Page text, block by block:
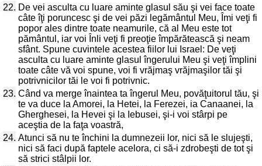
22. De vei asculta cu luare aminte glasul său şi vei face toate
câte îţi poruncesc şi de vei păzi legământul Meu, Îmi veţi fi
popor ales dintre toate neamurile, că al Meu este tot
pământul, iar voi Înli veţi fi preoţie împărătească şi neam
sfânt. Spune cuvintele acestea fiilor lui Israel: De veţi
asculta cu luare aminte glasul îngerului Meu şi veţi împlini
toate câte vă voi spune, voi fi vrăjmaş vrăjmaşilor tăi şi
potrivnicilor tăi le voi fi potrivnic.
23. Când va merge înaintea ta îngerul Meu, povăţuitorul tău, şi
te va duce la Amorei, la Hetei, la Ferezei, ia Canaanei, la
Gherghesei, la Hevei şi la Iebusei, şi-i voi stârpi pe
aceştia de la faţa voastră,
24. Atunci să nu te închini la dumnezeii lor, nici să le slujeşti,
nici să faci după faptele acelora, ci să-i zdrobeşti de tot şi
să strici stâlpii lor.